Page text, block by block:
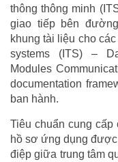
thông thông minh
giao tiếp bên
khung tài liệu cho
systems (ITS) –
Modules
documentation
ban hành.
Tiêu chuẩn cung cấp
hồ sơ ứng dụng
điệp giữa trung tâm